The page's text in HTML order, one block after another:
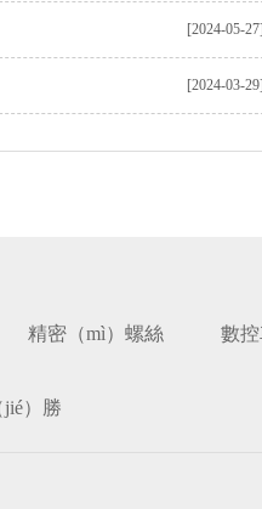
[2024-05-27]
[2024-03-29]
精密（mì）螺絲 數
）勝